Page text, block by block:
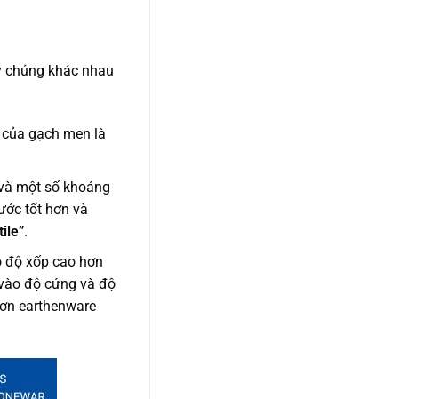
khác nhau
gạch men là
một số khoáng
tốt hơn và
.
xốp cao hơn
độ cứng và độ
earthenware